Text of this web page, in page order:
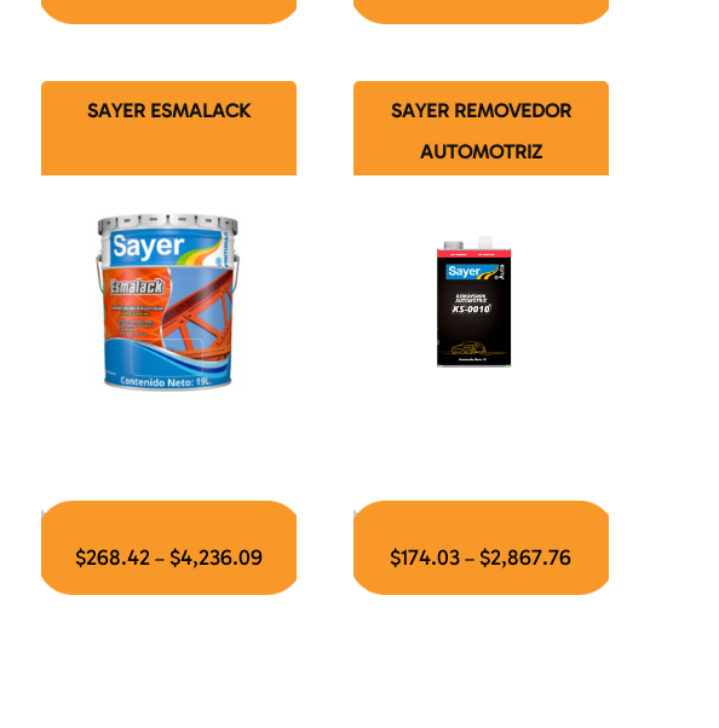
SAYER ESMALACK
$268.42– $4,236.09
SAYER REMOVEDOR
AUTOMOTRIZ
$174.03 –$2,867.76